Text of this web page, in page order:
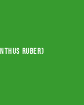
ruber)